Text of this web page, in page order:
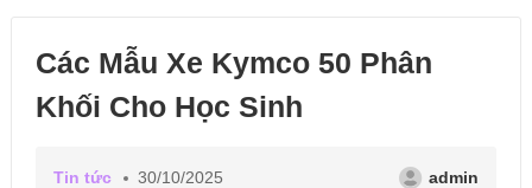
Các Mẫu Xe Kymco 50 Phân
Khối Cho Học Sinh
Tin tức 30/10/2025 admin